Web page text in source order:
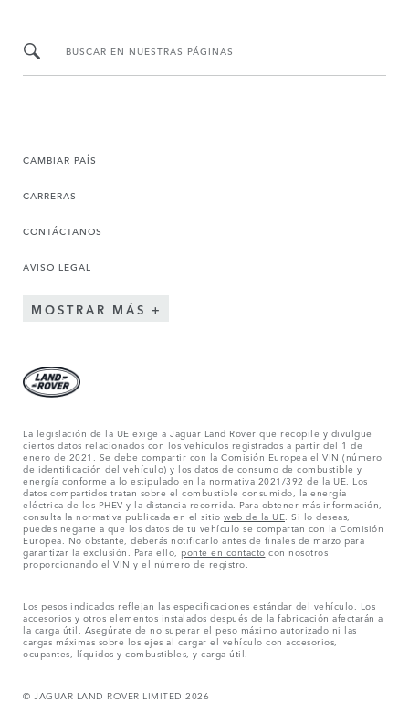
BUSCAR EN NUESTRAS PÁGINAS
CAMBIAR PAÍS
CARRERAS
CONTÁCTANOS
AVISO LEGAL
MOSTRAR MÁS
La legislación de la UE exige a Jaguar Land Rover que recopile y divulgue
ciertos datos relacionados con los vehículos registrados a partir del 1 de
enero de 2021. Se debe compartir con la Comisión Europea el VIN (número
de identificación del vehículo) y los datos de consumo de combustible y
energía conforme a lo estipulado en la normativa 2021/392 de la UE. Los
datos compartidos tratan sobre el combustible consumido, la energía
eléctrica de los PHEV y la distancia recorrida. Para obtener más información,
consulta la normativa publicada en el sitio web de la UE . Si lo deseas,
puedes negarte a que los datos de tu vehículo se compartan con la Comisión
Europea. No obstante, deberás notificarlo antes de finales de marzo para
garantizar la exclusión. Para ello, ponte en contacto con nosotros
proporcionando el VIN y el número de registro.
Los pesos indicados reflejan las especificaciones estándar del vehículo. Los
accesorios y otros elementos instalados después de la fabricación afectarán a
la carga útil. Asegúrate de no superar el peso máximo autorizado ni las
cargas máximas sobre los ejes al cargar el vehículo con accesorios,
ocupantes, líquidos y combustibles, y carga útil.
© JAGUAR LAND ROVER LIMITED 2026